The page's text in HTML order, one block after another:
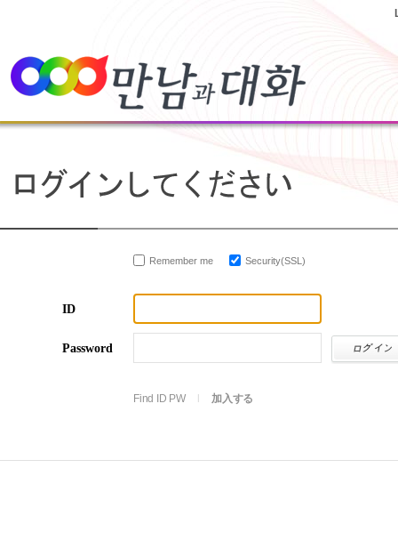
Remember me Security(SSL)
ID
Password
Find ID PW 加入する